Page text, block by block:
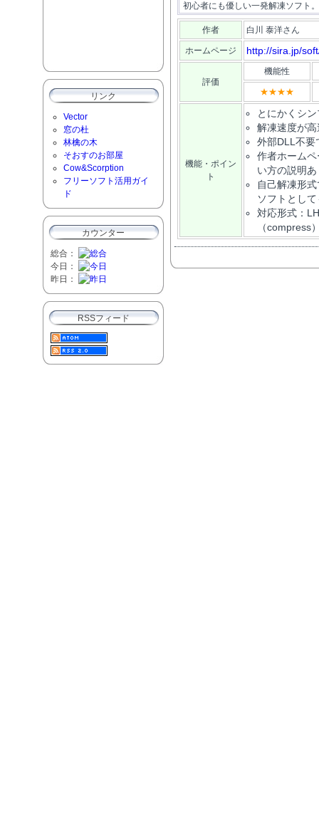
初心者にも優しい一発解凍ソフト。
作者 白川 泰洋さん
ホームページ http://sira.jp/
評価
機能性
★★★★
機能・ポイン
ト
とにかくシ
解凍速度が高
外部DLL不要
作者ホーム
い方の説明
自己解凍形
ソフトとし
対応形式：
（compress
リンク
Vector
窓の杜
林檎の木
そおすのお部屋
Cow&Scorption
フリーソフト活用ガイ
ド
カウンター
総合：
今日：
昨日：
RSSフィード